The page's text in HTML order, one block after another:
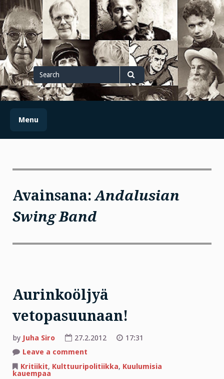
Skip
to
content
Search
for
Search
Menu
Avainsana:Andalusian
Swing Band
Aurinkoöljyä
vetopasuunaan!
by Juha Siro 27.2.2012
17:31
Leave a comment
vetopasuunaan!
Kritiikit, Kulttuuripolitiikka, Kuulumisia
kauempaa